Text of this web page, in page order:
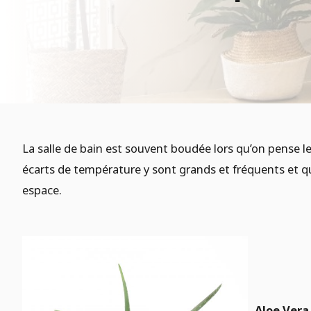
La salle de bain est souvent boudée lors qu’on pense
écarts de température y sont grands et fréquents et
espace.